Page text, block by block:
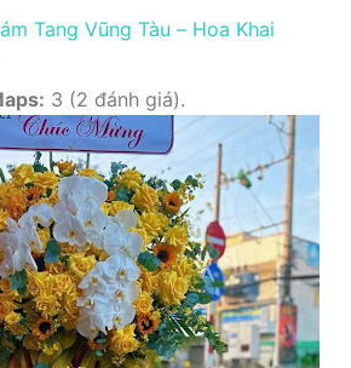
Tang Vũng Tàu – Hoa Khai
3 (2 đánh giá).